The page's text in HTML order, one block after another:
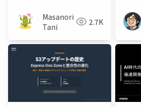
Masanori
Tani
2.7K